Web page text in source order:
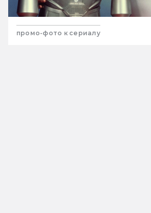
промо-фото к сериалу